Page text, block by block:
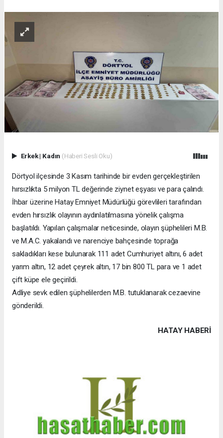
Erkek| Kadın (Haberi Sesli Oku)
Dörtyol ilçesinde 3 Kasım tarihinde bir evden gerçekleştirilen
hırsızlıkta 5 milyon TL değerinde ziynet eşyası ve para çalındı.
İhbar üzerine Hatay Emniyet Müdürlüğü görevlileri tarafından
evden hırsızlık olayının aydınlatılmasına yönelik çalışma
başlatıldı. Yapılan çalışmalar neticesinde, olayın şüphelileri M.B.
ve M.A.C. yakalandı ve narenciye bahçesinde toprağa
sakladıkları kese bulunarak 111 adet Cumhuriyet altını, 6 adet
yarım altın, 12 adet çeyrek altın, 17 bin 800 TL para ve 1 adet
çift küpe ele geçirildi.
Adliye sevk edilen şüphelilerden M.B. tutuklanarak cezaevine
gönderildi.
HATAY HABERİ